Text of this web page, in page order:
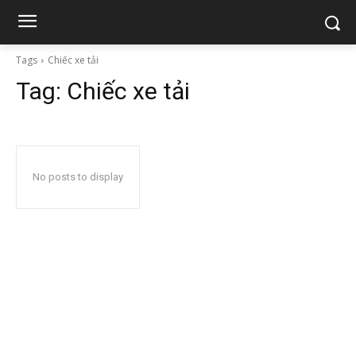
Tags Chiếc xe tải
Tag: Chiếc xe tải
No posts to display